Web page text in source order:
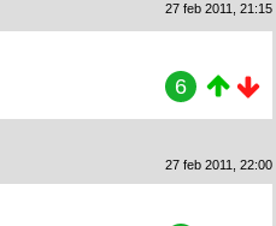
27 feb 2011, 21:15
6
27 feb 2011, 22:00